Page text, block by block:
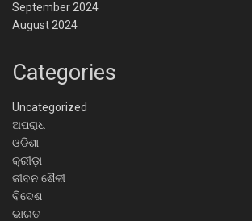
September 2024
August 2024
Categories
Uncategorized
ଅପରାଧ
ଓଡିଶା
କ୍ରୀଡ଼ା
ଜୀବନ ଶୈଳୀ
ବିଦେଶ
ଭାରତ